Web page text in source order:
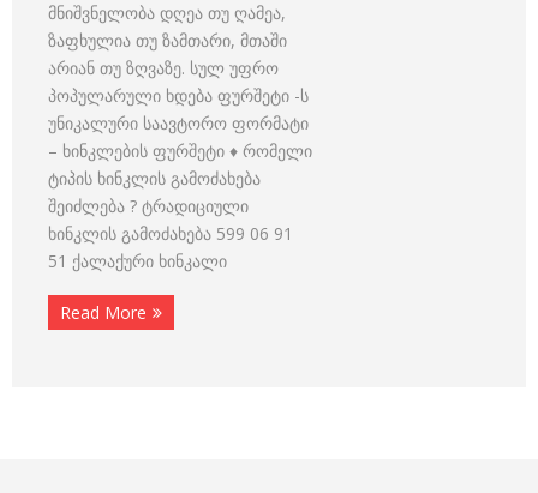
მნიშვნელობა დღეა თუ ღამეა,
ზაფხულია თუ ზამთარი, მთაში
არიან თუ ზღვაზე. სულ უფრო
პოპულარული ხდება ფურშეტი -ს
უნიკალური საავტორო ფორმატი
– ხინკლების ფურშეტი ♦ რომელი
ტიპის ხინკლის გამოძახება
შეიძლება ? ტრადიციული
ხინკლის გამოძახება 599 06 91
51 ქალაქური ხინკალი
Read More